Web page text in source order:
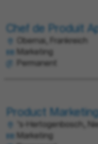
Chef de Produit
Obernai, Frankreich
Marketing
Permanent
Product
’s-Hertogenbosch,
Marketing